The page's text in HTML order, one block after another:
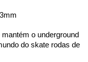
o underground
do skate rodas de